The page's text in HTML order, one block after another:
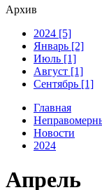
Архив
2024 [5]
Январь [2]
Июль [1]
Август [1]
Сентябрь [1]
Главная
Новости
2024
Апрель